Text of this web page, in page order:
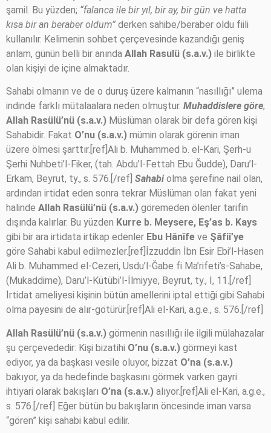
şamil. Bu yüzden; “falanca ile bir yıl, bir ay, bir gün ve hatta
kısa bir an beraber oldum” derken sahibe/beraber oldu fiili
kullanılır. Kelimenin sohbet çerçevesinde kazandığı geniş
anlam, günün belli bir anında Allah Rasulü (s.a.v.) ile birlikte
olan kişiyi de içine almaktadır.
Sahabi olmanın ve de o duruş üzere kalmanın “nasıllığı” ulema
indinde farklı mütalaalara neden olmuştur. Muhaddislere göre;
Allah Rasülü’nü (s.a.v.) Müslüman olarak bir defa gören kişi
Sahabidir. Fakat O’nu (s.a.v.) mümin olarak görenin iman
üzere ölmesi şarttır.[ref]Ali b. Muhammed b. el-Kari, Şerh-u
Şerhi Nuhbeti’l-Fiker, (tah. Abdu’l-Fettah Ebu Ğudde), Daru’l-
Erkam, Beyrut, ty., s. 576.[/ref] Sahabi olma şerefine nail olan,
ardından irtidat eden sonra tekrar Müslüman olan fakat yeni
halinde Allah Rasülü’nü (s.a.v.) göremeden ölenler tarifin
dışında kalırlar. Bu yüzden Kurre b. Meysere, Eş’as b. Kays
gibi bir ara irtidata irtikap edenler Ebu Hânîfe ve Şâfiî’ye
göre Sahabi kabul edilmezler.[ref]İzzuddin İbn Esir Ebi’l-Hasen
Ali b. Muhammed el-Cezeri, Usdu’l-Ğabe fi Ma’rifeti’s-Sahabe,
(Mukaddime), Daru’l-Kütübi’l-İlmiyye, Beyrut, ty., I, 11.[/ref]
İrtidat ameliyesi kişinin bütün amellerini iptal ettiği gibi Sahabi
olma payesini de alır-götürür.[ref]Ali el-Kari, a.g.e., s. 576.[/ref]
Allah Rasülü’nü (s.a.v.) görmenin nasıllığı ile ilgili mülahazalar
şu çerçevededir: Kişi bizatihi O’nu (s.a.v.) görmeyi kast
ediyor, ya da başkası vesile oluyor, bizzat O’na (s.a.v.)
bakıyor, ya da hedefinde başkasını görmek varken gayri
ihtiyari olarak bakışları O’na (s.a.v.) alıyor.[ref]Ali el-Kari, a.g.e.,
s. 576.[/ref] Eğer bütün bu bakışların öncesinde iman varsa
“gören” kişi sahabi kabul edilir.